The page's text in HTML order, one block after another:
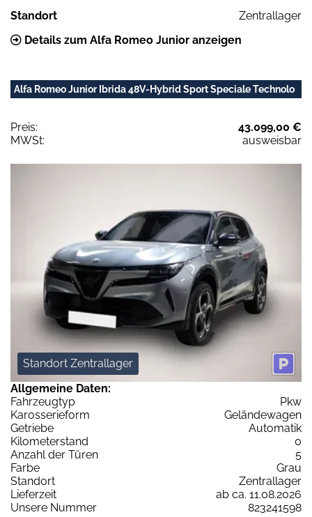
Standort
Zentrallager
Details zum Alfa Romeo Junior anzeigen
Alfa Romeo Junior Ibrida 48V-Hybrid Sport Speciale Technolo
Preis:
43.099,00 €
MWSt:
ausweisbar
Standort Zentrallager
Allgemeine Daten:
Fahrzeugtyp
Pkw
Karosserieform
Geländewagen
Getriebe
Automatik
Kilometerstand
0
Anzahl der Türen
5
Farbe
Grau
Standort
Zentrallager
Lieferzeit
ab ca. 11.08.2026
Unsere Nummer
823241598